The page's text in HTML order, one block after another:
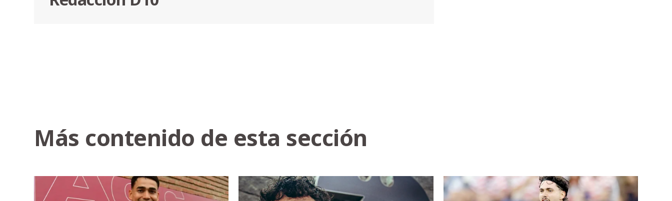
Más contenido de esta sección